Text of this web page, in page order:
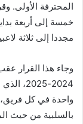
المحترفة الأولى.
خمسة إلى أربعة
مجددا إلى ثلاثة
وجاء هذا القرار
2024-
واحدة في كل
بالسلبية من حيث